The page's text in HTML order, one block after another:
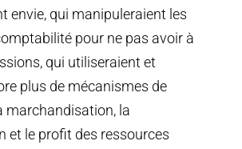
envie, qui manipuleraient les
pour ne pas avoir à
qui utiliseraient et
plus de mécanismes de
marchandisation, la
et le profit des ressources